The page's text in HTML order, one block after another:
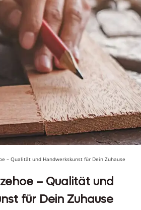
– Qualität und Handwerkskunst für Dein Zuhause
– Qualität und
für Dein Zuhause